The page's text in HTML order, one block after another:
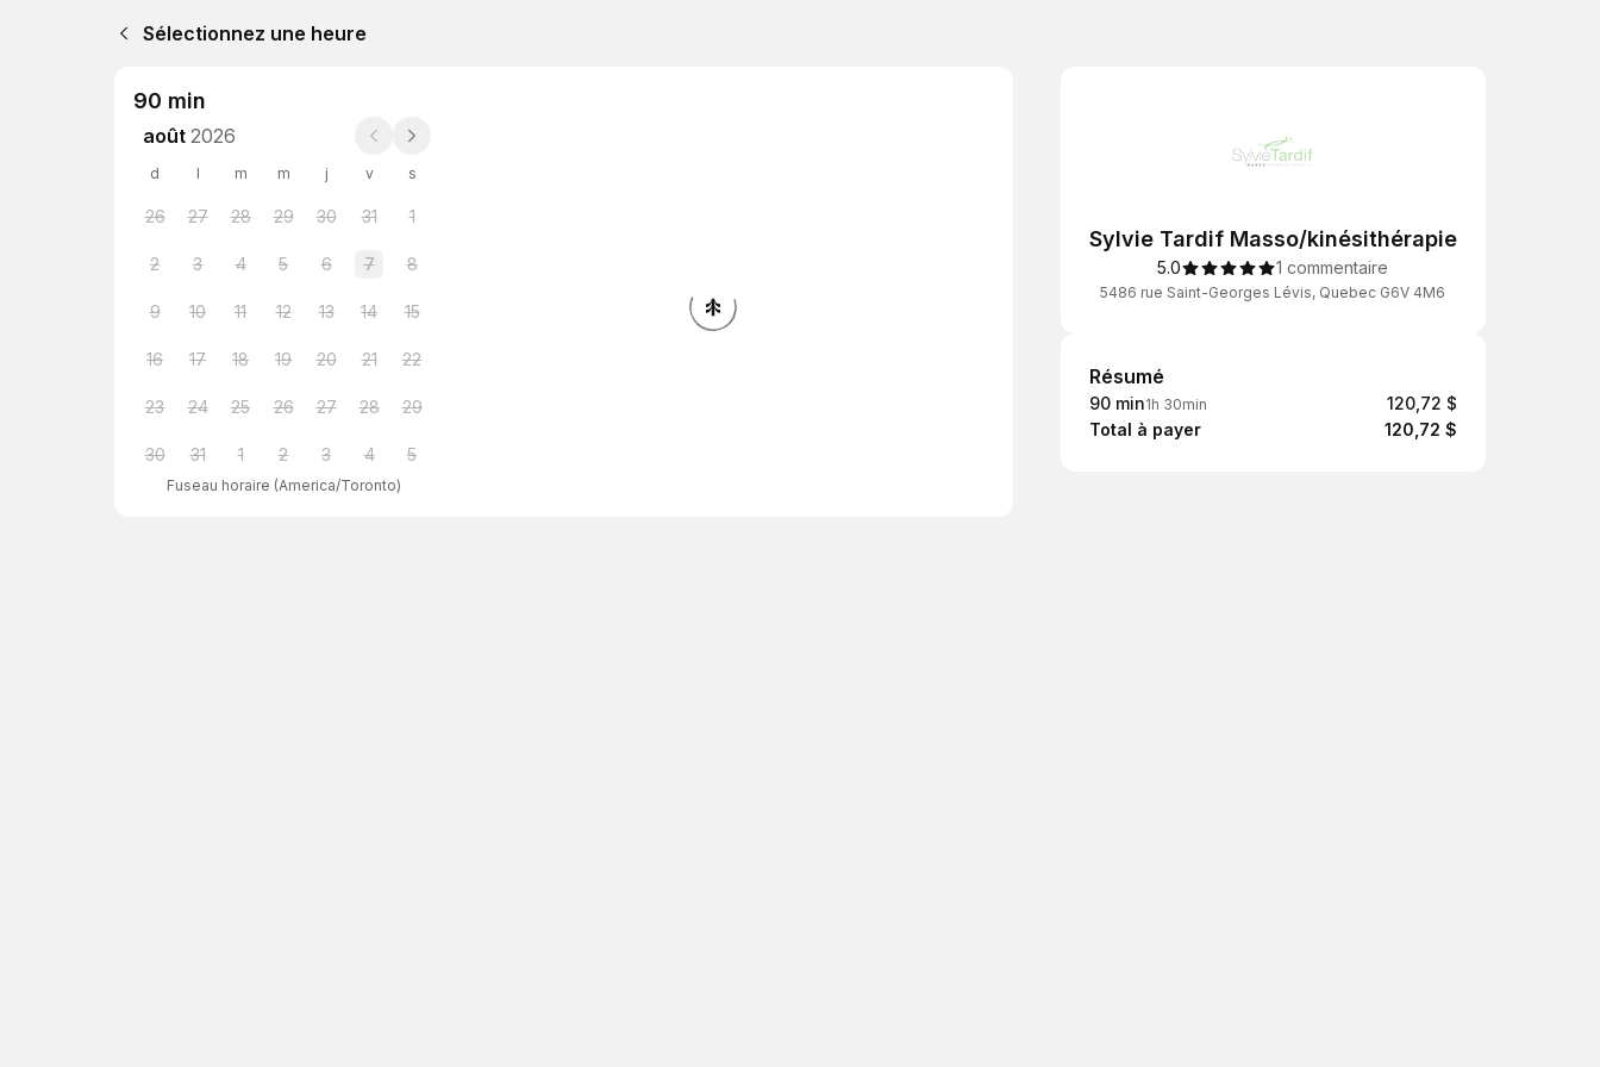
Sélectionnez une heure
90 min
août 2026
d l m m j v s
26 27 28 29 30 31 1
2 3 4 5 6 7 8
9 10 11 12 13 14 15
16 17 18 19 20 21 22
23 24 25 26 27 28 29
30 31 1 2 3 4 5
Fuseau horaire (America/Toronto)
Sylvie Tardif Masso/kinésithérapie
5.0 1 commentaire
5486 rue Saint-Georges Lévis, Quebec G6V 4M6
Résumé
Résumé
90 min1h 30min
120,72 $
Total à payer
120,72 $